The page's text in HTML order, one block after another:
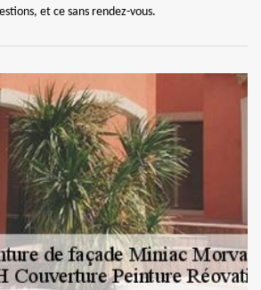
et ce sans rendez-vous.